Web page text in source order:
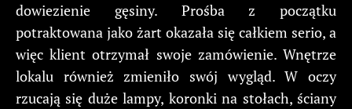
dowiezienie gęsiny. Prośba z początku
potraktowana jako żart okazała się całkiem serio, a
więc klient otrzymał swoje zamówienie. Wnętrze
lokalu również zmieniło swój wygląd. W oczy
rzucają się duże lampy, koronki na stołach, ściany